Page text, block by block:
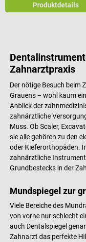
Produktdetails
Zahnarztpraxis
Der nötige Besuch beim
Grauens – wohl kaum
Anblick der
zahnärztliche
Muss. Ob Scaler,
sie alle gehören zu den
oder Kieferorthopäden.
zahnärztliche
Grundbestecks in der
Mundspiegel zur
Viele Bereiche des
von vorne nur schlecht
auch Dentalspiegel
Zahnarzt das perfekte